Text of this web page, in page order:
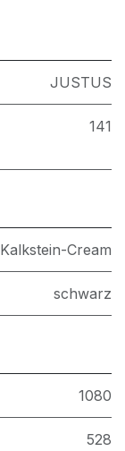
JUSTUS
141
Kalkstein-Cream
schwarz
1080
528